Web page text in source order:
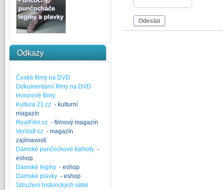
Odkazy
České filmy na DVD
Dokumentární filmy na DVD
Hororové filmy
Kultura 21.cz - kulturní
magazín
RealFilm.cz - filmový magazín
Venilafi.cz - magazín
zajímavostí
Dámské punčochové kalhoty -
eshop
Dámské legíny - eshop
Dámské plavky - eshop
Sdružení historických sídel
Odeslat